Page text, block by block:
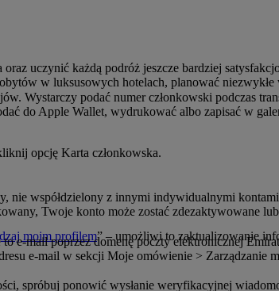
uczynić każdą podróż jeszcze bardziej
w luksusowych hotelach, planować
Wystarczy podać numer członkowski podczas
do Apple Wallet, wydrukować albo zapisać w
opcję Karta członkowska.
moim profilem” – umożliwi to zaktualizowanie
nie współdzielony z innymi indywidualnymi
Twoje konto może zostać zdezaktywowane
e-mail poprzez domenę poczty elektronicznej
e-mail w sekcji Moje omówienie > Zarządzanie
spróbuj ponowić wysłanie weryfikacyjnej